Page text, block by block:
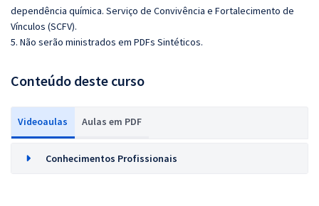
dependência química. Serviço de Convivência e Fortalecimento de
Vínculos (SCFV).
5. Não serão ministrados em PDFs Sintéticos.
Conteúdo deste curso
Videoaulas Aulas em PDF
Conhecimentos Profissionais